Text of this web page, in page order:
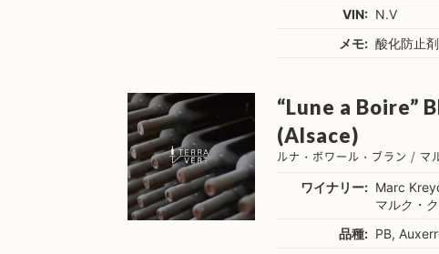
VIN: N.V
メモ: 酸化防止
“Lune a Boire”
(Alsace)
ルナ・ボワール・ブラン / マ
ワイナリー: Marc
マルク・
品種: PB,